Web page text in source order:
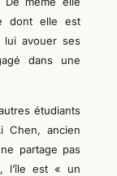
dont elle est
lui avouer ses
dans une
étudiants
Chen, ancien
partage pas
l’île est « un